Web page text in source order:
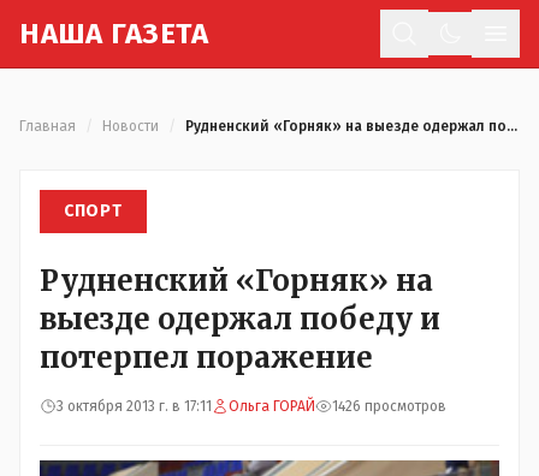
НАША ГАЗЕТА
Главная Новости Рудненский «Горняк» на выезде одержал победу и потерпел поражение
СПОРТ
Рудненский «Горняк» на
выезде одержал победу и
потерпел поражение
3 октября 2013 г. в 17:11 Ольга ГОРАЙ 1426 просмотров